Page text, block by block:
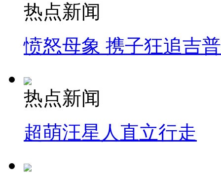
热点新闻
愤怒母象 携子狂追吉
热点新闻
超萌汪星人直立行走